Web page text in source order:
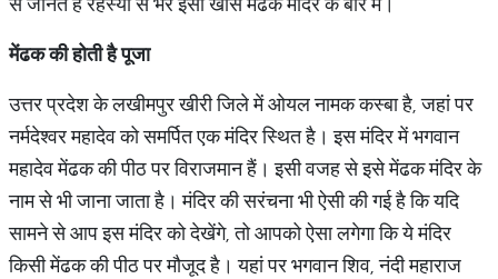
मेंढककीहोतीहैपूजा
उत्तर प्रदेश के लखीमपुर खीरी जिले में ओयल नामक कस्बा है, जहां पर
नर्मदेश्वर महादेव को समर्पित एक मंदिर स्थित है। इस मंदिर में भगवान
महादेव मेंढक की पीठ पर विराजमान हैं। इसी वजह से इसे मेंढक मंदिर के
नाम से भी जाना जाता है। मंदिर की सरंचना भी ऐसी की गई है कि यदि
सामने से आप इस मंदिर को देखेंगे, तो आपको ऐसा लगेगा कि ये मंदिर
किसी मेंढक की पीठ पर मौजूद है। यहां पर भगवान शिव, नंदी महाराज